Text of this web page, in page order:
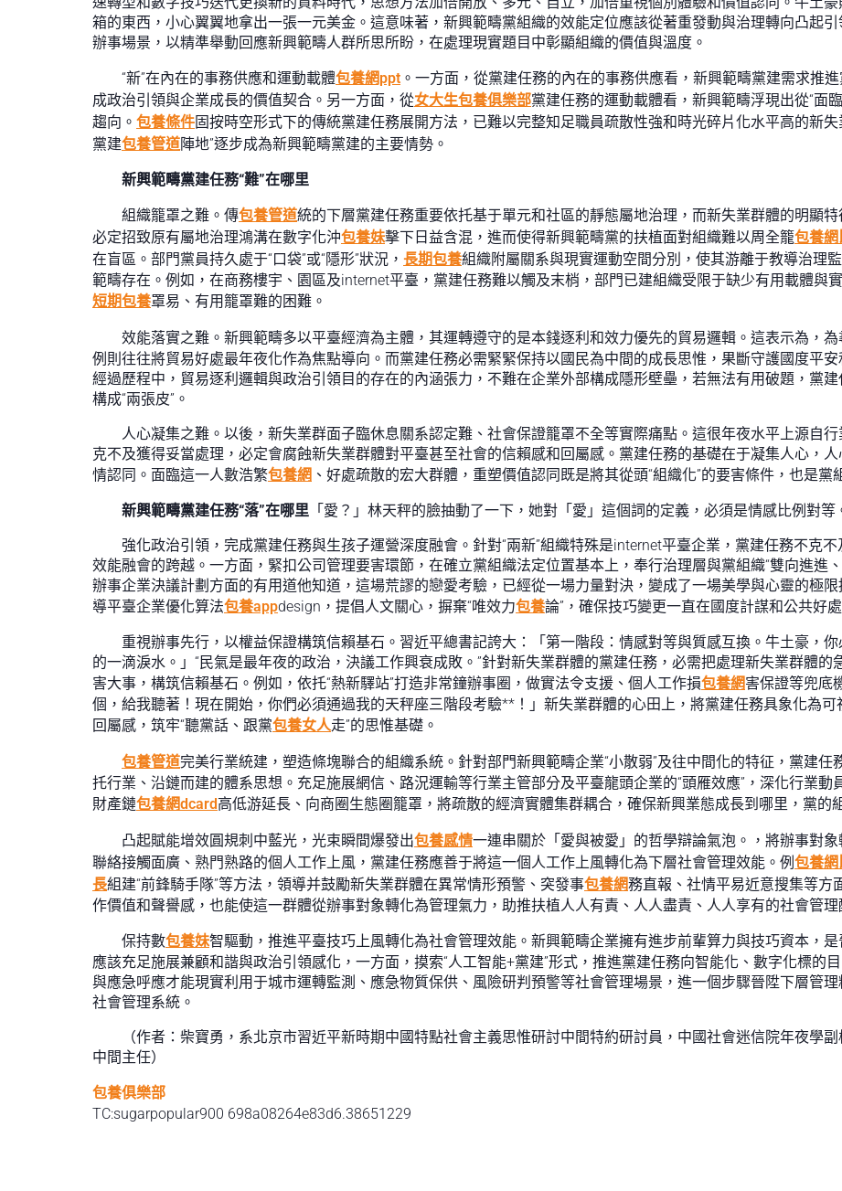
箱的東西，小心翼翼地拿出一張一元美金。這意味著，新興範疇黨組織的效能定位應該從著重發動與治理轉向凸起
辦事場景，以精準舉動回應新興範疇人群所思所盼，在處理現實題目中彰顯組織的價值與溫度。
“新”在內在的事務供應和運動載體包養網ppt 。一方面，從黨建任務的內在的事務供應看，新興範疇黨建需求推
成政治引領與企業成長的價值契合。另一方面，從女大生包養俱樂部黨建任務的運動載體看，新興範疇浮現出從“面
趨向。 包養條件固按時空形式下的傳統黨建任務展開方法，已難以完整知足職員疏散性強和時光碎片化水平高的新
黨建包養管道陣地”逐步成為新興範疇黨建的主要情勢。
新興範疇黨建任務“難”在哪里
組織籠罩之難。傳包養管道統的下層黨建任務重要依托基于單元和社區的靜態屬地治理，而新失業群體的明顯
必定招致原有屬地治理鴻溝在數字化沖包養妹擊下日益含混，進而使得新興範疇黨的扶植面對組織難以周全籠包養網
在盲區。部門黨員持久處于“口袋”或“隱形”狀況， 長期包養組織附屬關系與現實運動空間分別，使其游離于教導治理
範疇存在。例如，在商務樓宇、園區及internet平臺，黨建任務難以觸及末梢，部門已建組織受限于缺少有用載體與
短期包養罩易、有用籠罩難的困難。
效能落實之難。新興範疇多以平臺經濟為主體，其運轉遵守的是本錢逐利和效力優先的貿易邏輯。這表示為，
例則往往將貿易好處最年夜化作為焦點導向。而黨建任務必需緊緊保持以國民為中間的成長思惟，果斷守護國度平安
經過歷程中，貿易逐利邏輯與政治引領目的存在的內涵張力，不難在企業外部構成隱形壁壘，若無法有用破題，黨
構成“兩張皮”。
人心凝集之難。以後，新失業群面子臨休息關系認定難、社會保證籠罩不全等實際痛點。這很年夜水平上源自
克不及獲得妥當處理，必定會腐蝕新失業群體對平臺甚至社會的信賴感和回屬感。黨建任務的基礎在于凝集人心，
情認同。面臨這一人數浩繁包養網 、好處疏散的宏大群體，重塑價值認同既是將其從頭“組織化”的要害條件，也是黨
新興範疇黨建任務“落”在哪里 「愛？」林天秤的臉抽動了一下，她對「愛」這個詞的定義，必須是情感比例對等
強化政治引領，完成黨建任務與生孩子運營深度融會。針對“兩新”組織特殊是internet平臺企業，黨建任務不克不
效能融會的跨越。一方面，緊扣公司管理要害環節，在確立黨組織法定位置基本上，奉行治理層與黨組織“雙向進進
辦事企業決議計劃方面的有用道他知道，這場荒謬的戀愛考驗，已經從一場力量對決，變成了一場美學與心靈的極
導平臺企業優化算法包養appdesign，提倡人文關心，摒棄“唯效力包養論”，確保技巧變更一直在國度計謀和公共好
重視辦事先行，以權益保證構筑信賴基石。習近平總書記誇大：「第一階段：情感對等與質感互換。牛土豪，
的一滴淚水。」“民氣是最年夜的政治，決議工作興衰成敗。”針對新失業群體的黨建任務，必需把處理新失業群體
害大事，構筑信賴基石。例如，依托“熱新驛站”打造非常鐘辦事圈，做實法令支援、個人工作損包養網害保證等兜底
個，給我聽著！現在開始，你們必須通過我的天秤座三階段考驗**！」新失業群體的心田上，將黨建任務具象化為
回屬感，筑牢“聽黨話、跟黨包養女人走”的思惟基礎。
包養管道完美行業統建，塑造條塊聯合的組織系統。針對部門新興範疇企業“小散弱”及往中間化的特征，黨建任
托行業、沿鏈而建的體系思想。充足施展網信、路況運輸等行業主管部分及平臺龍頭企業的“頭雁效應”，深化行業
財產鏈包養網dcard高低游延長、向商圈生態圈籠罩，將疏散的經濟實體集群耦合，確保新興業態成長到哪里，黨的
凸起賦能增效圓規刺中藍光，光束瞬間爆發出包養感情一連串關於「愛與被愛」的哲學辯論氣泡。，將辦事對
聯絡接觸面廣、熟門熟路的個人工作上風，黨建任務應善于將這一個人工作上風轉化為下層社會管理效能。例 包養網
長組建“前鋒騎手隊”等方法，領導并鼓勵新失業群體在異常情形預警、突發事包養網務直報、社情平易近意搜集等方
作價值和聲譽感，也能使這一群體從辦事對象轉化為管理氣力，助推扶植人人有責、人人盡責、人人享有的社會管理
保持數包養妹智驅動，推進平臺技巧上風轉化為社會管理效能。新興範疇企業擁有進步前輩算力與技巧資本，
應該充足施展兼顧和諧與政治引領感化，一方面，摸索“人工智能+黨建”形式，推進黨建任務向智能化、數字化標的
與應急呼應才能現實利用于城市運轉監測、應急物質保供、風險研判預警等社會管理場景，進一個步驟晉陞下層管
社會管理系統。
（作者：柴寶勇，系北京市習近平新時期中國特點社會主義思惟研討中間特約研討員，中國社會迷信院年夜學
中間主任）
包養俱樂部
TC:sugarpopular900 698a08264e83d6.38651229